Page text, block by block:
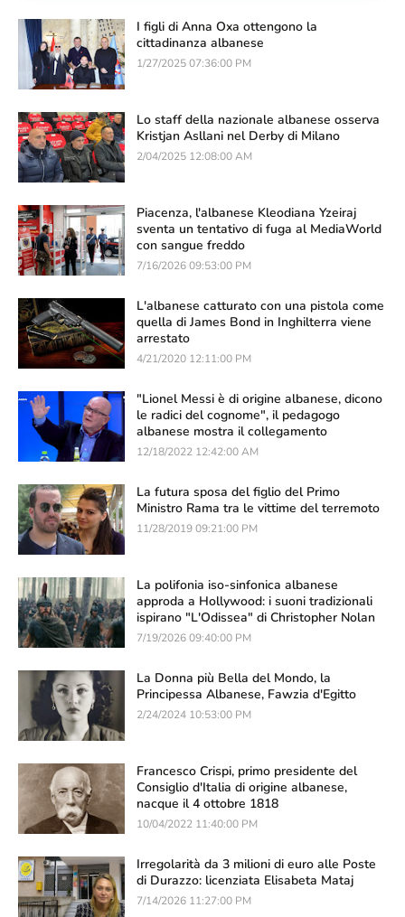
I figli di Anna Oxa ottengono la
cittadinanza albanese
1/27/2025 07:36:00 PM
Lo staff della nazionale albanese osserva
Kristjan Asllani nel Derby di Milano
2/04/2025 12:08:00 AM
Piacenza, l'albanese Kleodiana Yzeiraj
sventa un tentativo di fuga al MediaWorld
con sangue freddo
7/16/2026 09:53:00 PM
L'albanese catturato con una pistola come
quella di James Bond in Inghilterra viene
arrestato
4/21/2020 12:11:00 PM
"Lionel Messi è di origine albanese, dicono
le radici del cognome", il pedagogo
albanese mostra il collegamento
12/18/2022 12:42:00 AM
La futura sposa del figlio del Primo
Ministro Rama tra le vittime del terremoto
11/28/2019 09:21:00 PM
La polifonia iso-sinfonica albanese
approda a Hollywood: i suoni tradizionali
ispirano "L'Odissea" di Christopher Nolan
7/19/2026 09:40:00 PM
La Donna più Bella del Mondo, la
Principessa Albanese, Fawzia d'Egitto
2/24/2024 10:53:00 PM
Francesco Crispi, primo presidente del
Consiglio d'Italia di origine albanese,
nacque il 4 ottobre 1818
10/04/2022 11:40:00 PM
Irregolarità da 3 milioni di euro alle Poste
di Durazzo: licenziata Elisabeta Mataj
7/14/2026 11:27:00 PM